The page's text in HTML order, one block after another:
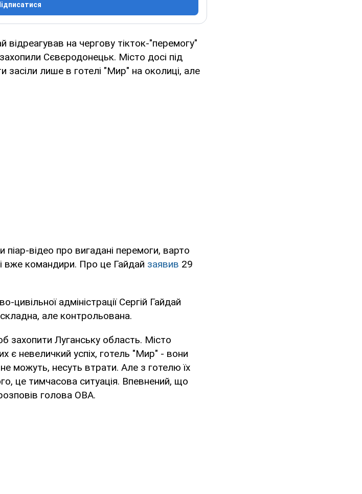
відреагував на чергову тікток-"перемогу"
Сєвєродонецьк. Місто досі під
засіли лише в готелі "Мир" на околиці, але
піар-відео про вигадані перемоги, варто
вже командири. Про це Гайдай заявив 29
цивільної адміністрації Сергій Гайдай
але контрольована.
захопити Луганську область. Місто
є невеличкий успіх, готель "Мир" - вони
можуть, несуть втрати. Але з готелю їх
це тимчасова ситуація. Впевнений, що
голова ОВА.